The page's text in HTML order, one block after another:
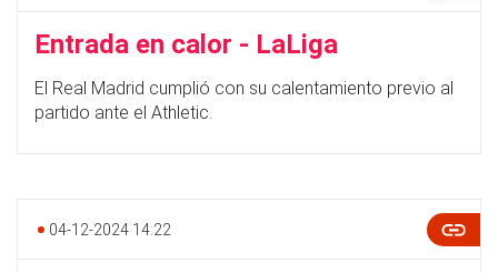
Entrada en calor - LaLiga
El Real Madrid cumplió con su calentamiento previo al
partido ante el Athletic.
04-12-2024 14:22